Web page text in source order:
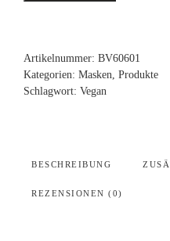
Artikelnummer: BV60601
Kategorien: Masken, Produkte
Schlagwort: Vegan
BESCHREIBUNG
REZENSIONEN (0)